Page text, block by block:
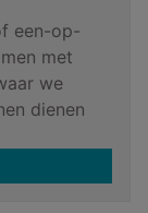
een-op-
met
we
dienen